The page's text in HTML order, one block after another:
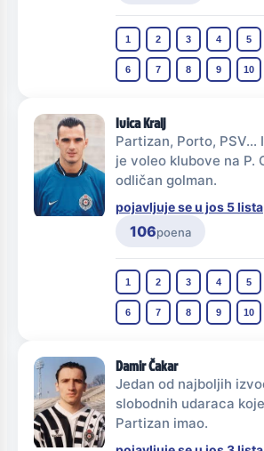
1 2 3 4 5
6 7 8 9 10
Ivica Kralj
Partizan, Porto, PSV...
je voleo klubove na P.
odličan golman.
pojavljuje se u jos 5 lista
106poena
1 2 3 4 5
6 7 8 9 10
Damir Čakar
Jedan od najboljih
slobodnih udaraca
Partizan imao.